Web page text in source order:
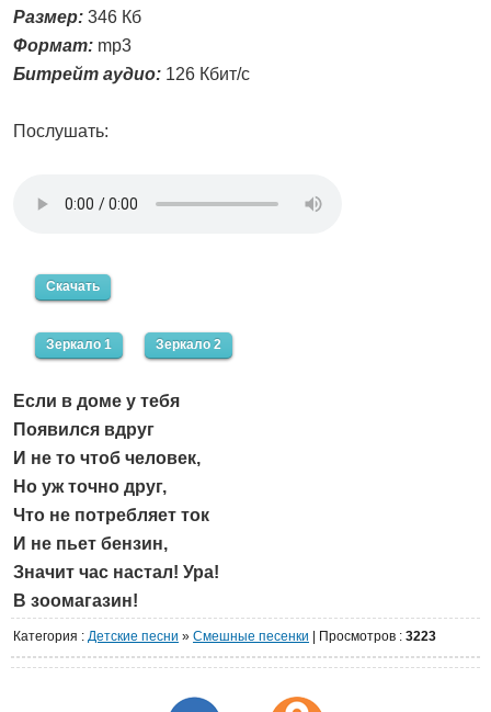
Размер: 346 Кб
Формат: mp3
Битрейт аудио: 126 Кбит/с
Послушать:
Скачать
Зеркало 1 Зеркало 2
Если в доме у тебя
Появился вдруг
И не то чтоб человек,
Но уж точно друг,
Что не потребляет ток
И не пьет бензин,
Значит час настал! Ура!
В зоомагазин!
Категория : Детские песни » Cмешные песенки Просмотров : 3223